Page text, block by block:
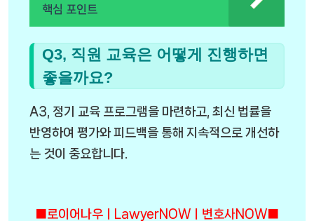
핵심 포인트
Q3, 직원 교육은 어떻게 진행하면
좋을까요?
A3, 정기 교육 프로그램을 마련하고, 최신 법률을
반영하여 평가와 피드백을 통해 지속적으로 개선하
는 것이 중요합니다.
■로이어나우ㅣLawyerNOWㅣ변호사NOW■